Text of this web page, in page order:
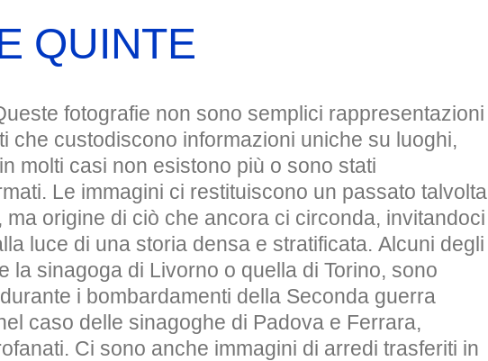
QUINTE
fotografie non sono semplici rappresentazioni
che custodiscono informazioni uniche su luoghi,
molti casi non esistono più o sono stati
Le immagini ci restituiscono un passato talvolta
ma origine di ciò che ancora ci circonda, invitandoci
luce di una storia densa e stratificata. Alcuni degli
la sinagoga di Livorno o quella di Torino, sono
i bombardamenti della Seconda guerra
caso delle sinagoghe di Padova e Ferrara,
Ci sono anche immagini di arredi trasferiti in